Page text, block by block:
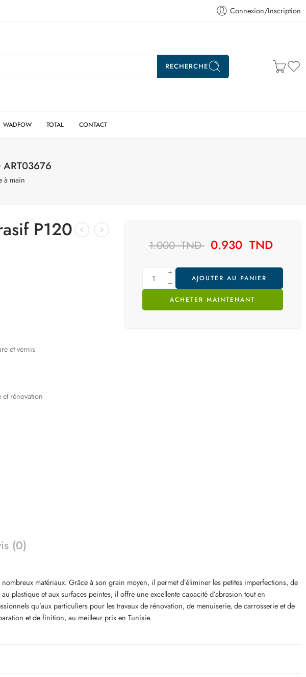
Connexion/Inscription
RECHERCHE
WADFOW TOTAL CONTACT
ART03676
à main
P120
et vernis
rénovation
1.000TND 0.930 TND
AJOUTER AU PANIER
ACHETER MAINTENANT
(0)
matériaux. Grâce à son grain moyen, il permet d’éliminer les petites imperfections, de
plastique et aux surfaces peintes, il offre une excellente capacité d’abrasion tout en
qu’aux particuliers pour les travaux de rénovation, de menuiserie, de carrosserie et de
et de finition, au meilleur prix en Tunisie.